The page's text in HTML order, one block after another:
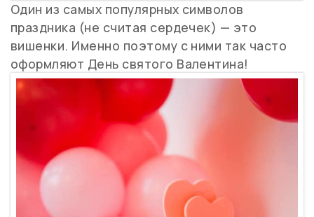
Один из самых популярных символов
праздника (не считая сердечек) — это
вишенки. Именно поэтому с ними так часто
оформляют День святого Валентина!